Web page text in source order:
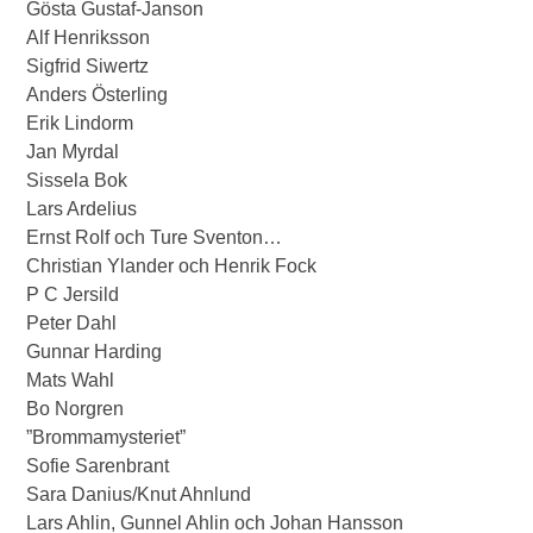
Gösta Gustaf-Janson
Alf Henriksson
Sigfrid Siwertz
Anders Österling
Erik Lindorm
Jan Myrdal
Sissela Bok
Lars Ardelius
Ernst Rolf och Ture Sventon…
Christian Ylander och Henrik Fock
P C Jersild
Peter Dahl
Gunnar Harding
Mats Wahl
Bo Norgren
”Brommamysteriet”
Sofie Sarenbrant
Sara Danius/Knut Ahnlund
Lars Ahlin, Gunnel Ahlin och Johan Hansson